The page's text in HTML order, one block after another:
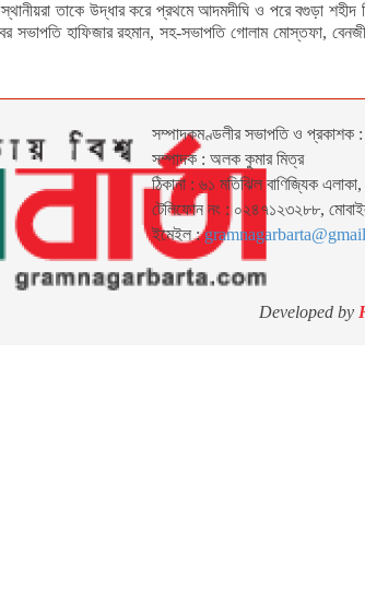
তাকে উদ্ধার করে প্রথমে আদমদীঘি ও পরে বগুড়া শহীদ
সভাপতি হাফিজার রহমান, সহ-সভাপতি গোলাম মোস্তফা,
সম্পাদকমণ্ডলীর সভাপতি ও প্রকাশক
সম্পাদক : অলক কুমার মিত্র
ঠিকানা : ৬১ মতিঝিল বাণিজ্যিক
টেলিফোন নং : ০২৪৭১২৩২৮৮,
ইমেইল :
Developed by